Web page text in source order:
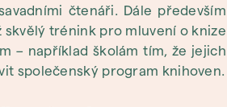
čtenáři. Dále především
trénink pro mluvení o knize
– například školám tím, že jejich
společenský program knihoven.